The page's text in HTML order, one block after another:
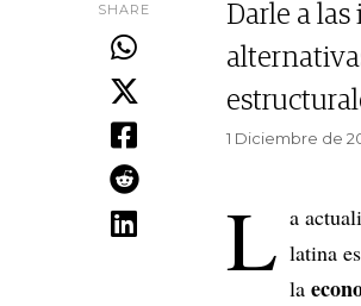
SHARE
Darle a
1 Diciembre de
L a
latina
la